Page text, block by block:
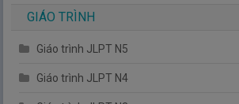
GIÁO TRÌNH
Giáo trình JLPT N5
Giáo trình JLPT N4